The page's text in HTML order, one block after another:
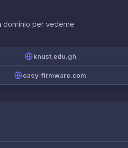
dominio per vederne
knust.edu.gh
easy-firmware.com